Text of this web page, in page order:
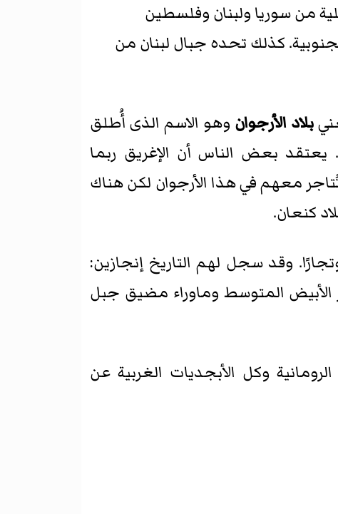
من سوريا ولبنان وفلسطين
كذلك تحده جبال لبنان من
بلاد الأرجوان وهو الاسم الذى أُطلق
يعتقد بعض الناس أن الإغريق ربما
معهم في هذا الأرجوان لكن هناك
كنعان.
وقد سجل لهم التاريخ إنجازين:
الأبيض المتوسط وماوراء مضيق جبل
وكل الأبجديات الغربية عن